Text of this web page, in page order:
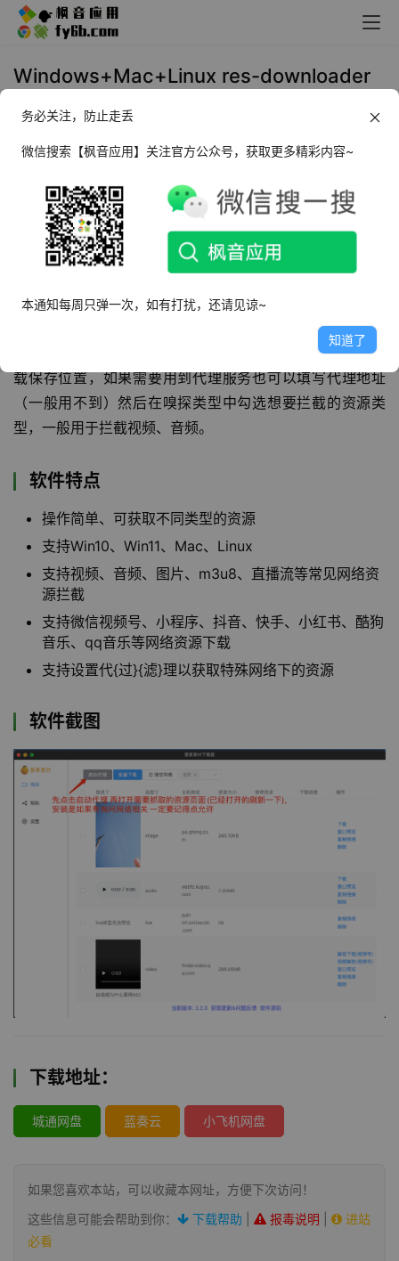
Windows+Mac+Linux res-downloader
2024年11月26日 11:01 上传下载
软件介绍
res-downloader 爱享素材下载器是一个嗅探类的资源下载
工具，可以嗅探到：抖音、视频号、小红书等视频、音频资
源。res-downloader 开源免费功能强大，相比同类型工具
最大的优点是嗅探资源涵盖了微信的视频号和小程序。使用
也很简单，安装 res-downloader 后，首先在设置中设置下
载保存位置，如果需要用到代理服务也可以填写代理地址
（一般用不到）然后在嗅探类型中勾选想要拦截的资源类
型，一般用于拦截视频、音频。
软件特点
操作简单、可获取不同类型的资源
支持Win10、Win11、Mac、Linux
支持视频、音频、图片、m3u8、直播流等常见网络资
源拦截
支持微信视频号、小程序、抖音、快手、小红书、酷狗
音乐、qq音乐等网络资源下载
支持设置代{过}{滤}理以获取特殊网络下的资源
软件截图
下载地址：
城通网盘 蓝奏云 小飞机网盘
如果您喜欢本站，可以收藏本网址，方便下次访问！
这些信息可能会帮助到你：
下载帮助 报毒说明
进站
必看
务必关注，防止走丢
微信搜索【枫音应用】关注官方公众号，获取更多精彩内容~
本通知每周只弹一次，如有打扰，还请见谅~
知道了